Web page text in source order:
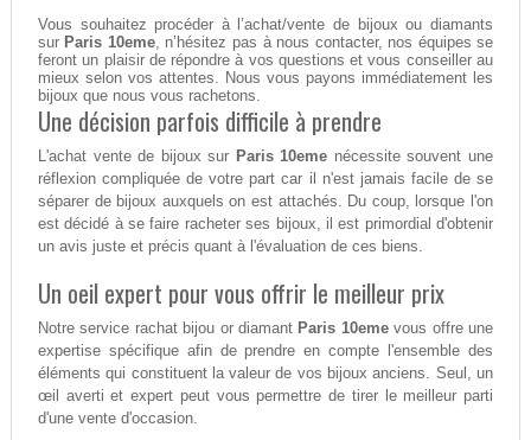
Vous souhaitez procéder à l’achat/vente de bijoux ou diamants
sur Paris 10eme, n’hésitez pas à nous contacter, nos équipes se
feront un plaisir de répondre à vos questions et vous conseiller au
mieux selon vos attentes. Nous vous payons immédiatement les
bijoux que nous vous rachetons.
Une décision parfois difficile à prendre
L'achat vente de bijoux sur Paris 10eme nécessite souvent une
réflexion compliquée de votre part car il n'est jamais facile de se
séparer de bijoux auxquels on est attachés. Du coup, lorsque l'on
est décidé à se faire racheter ses bijoux, il est primordial d'obtenir
un avis juste et précis quant à l'évaluation de ces biens.
Un oeil expert pour vous offrir le meilleur prix
Notre service rachat bijou or diamant Paris 10emevous offre une
expertise spécifique afin de prendre en compte l'ensemble des
éléments qui constituent la valeur de vos bijoux anciens. Seul, un
œil averti et expert peut vous permettre de tirer le meilleur parti
d'une vente d'occasion.